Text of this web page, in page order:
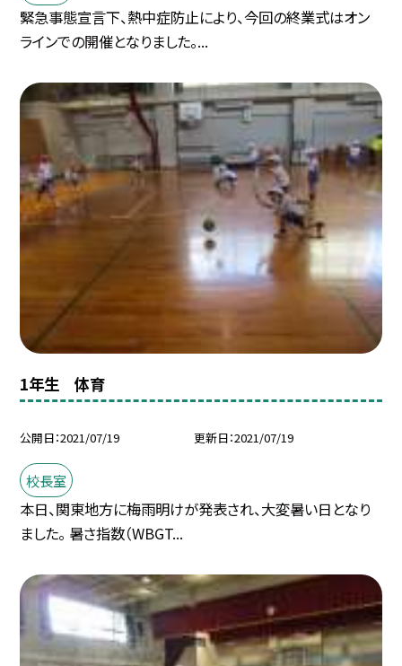
緊急事態宣言下、熱中症防止により、今回の終業式はオン
ラインでの開催となりました。...
1年生 体育
公開日 2021/07/19 更新日 2021/07/19
校長室
本日、関東地方に梅雨明けが発表され、大変暑い日となり
ました。 暑さ指数（WBGT...